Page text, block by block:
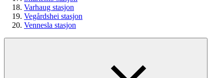
Varhaug stasjon
Vegårdshei stasjon
Vennesla stasjon